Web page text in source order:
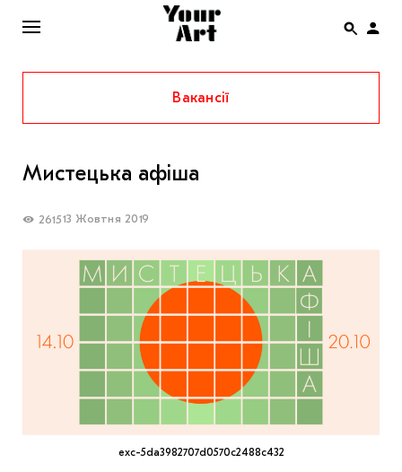
ENG
НОВИНИ
КОЛОНКИ
THE UKRAINIAN PAVILION AT VENICE BIENNALE
2022
МАРІУПОЛЬСЬКІ МАРГІНАЛІЇ
ДОСЛІДНИЦЬКА ПЛАТФОРМА
Вакансії
Мистецька афіша
261513 Жовтня 2019
exc-5da3982707d0570c2488c432